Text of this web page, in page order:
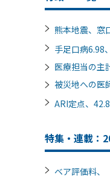
熊本地震、窓
手足口病
医療担当の
被災地への
ARI定点、
特集・連載：
ベア評価料、